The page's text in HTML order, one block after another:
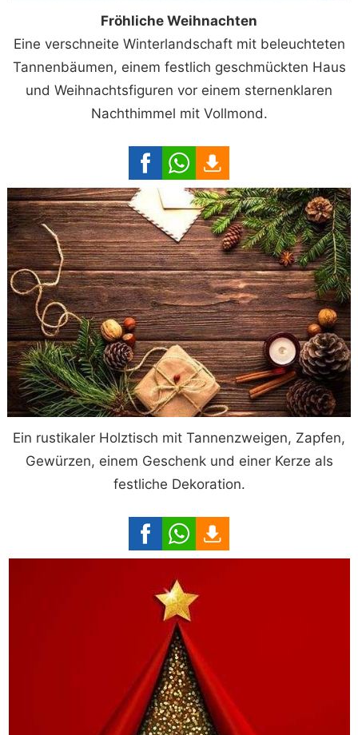
Fröhliche Weihnachten
Eine verschneite Winterlandschaft mit beleuchteten
Tannenbäumen, einem festlich geschmückten Haus
und Weihnachtsfiguren vor einem sternenklaren
Nachthimmel mit Vollmond.
Ein rustikaler Holztisch mit Tannenzweigen, Zapfen,
Gewürzen, einem Geschenk und einer Kerze als
festliche Dekoration.